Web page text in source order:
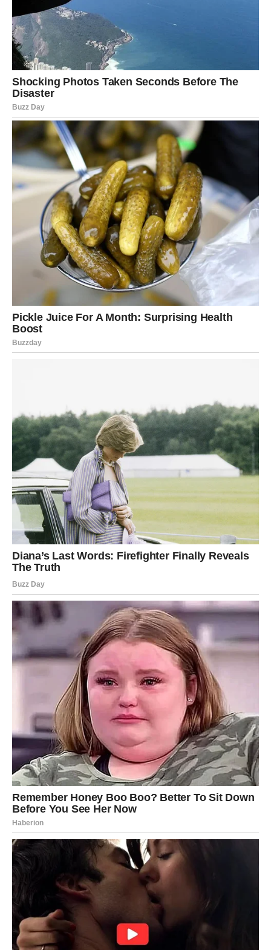
Naučio je da više ne ide protiv sebe, da ne da dušu onima
koji ne znaju da je čuvaju.
I zato sada privlači drugačije – bolje, stabilnije, iskrenije.
Nagrade koje ga čekaju nisu samo spoljne.
Rak dobija ono najviše:mir u sebi.
Finansije se stabilizuju, dolazi ponuda
koja rešava sve
Krajem 2024. Rak je osetio pritisak, nesigurnost, troškove
koji rastu.
Ali 2025. donosi veliki finansijski skok:
povoljan posao, nova prilika, nasleđe, ili nešto što
potpuno menja njegov status.
Do kraja 2025. više neće brinuti o osnovnim stvarima.
Rak ulazi u fazu sigurnosti, a to je za njega najveća
nagrada od svih.
DEVICA – Godina u kojoj se
sve vraća na svoje
Dugo bile stub svima, a sebi najmanje.
Dugo izbegavale emocije jer su bile povređene mnogo
puta.
Ipak – 2025. je njihova godina karmičke nagrade.
Ponovno rađanje i izlazak iz blokada
Device ulaze u 2025. kao potpuno drugačije osobe.
Lagano odbacuju sve ono što ih je sputavalo.
Više ne dopuštaju da ih drugi troše.
Više ne trpe tihe manipulatore.
Više ne rade iz osećaja dužnosti, već iz ljubavi prema
sebi.
Univerzum ih nagrađuje za sve što su ćutale i izdržale.
Ljubavni preporod
Device u 2025. godini ulaze u ljubav koja im vraća veru.
To može biti:
povratak prave osobe,
susret koji menja sve,
ozbiljna veza koja vodi ka braku,
ili stabilizacija odnosa kojim su se dugo bavile.
Neko ulazi u njihov život da im pokaže da ljubav nije
borba — već sigurnost.
Device koje su bile povređene – biće izlečene.
Device koje su čekale – dočekaće.